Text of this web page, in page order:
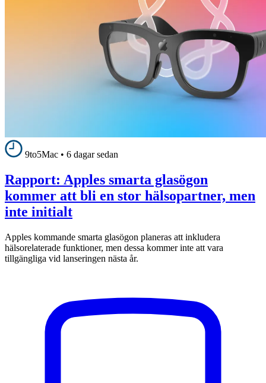
9to5Mac • 6 dagar sedan
Rapport: Apples smarta glasögon
kommer att bli en stor hälsopartner, men
inte initialt
Apples kommande smarta glasögon planeras att inkludera
hälsorelaterade funktioner, men dessa kommer inte att vara
tillgängliga vid lanseringen nästa år.